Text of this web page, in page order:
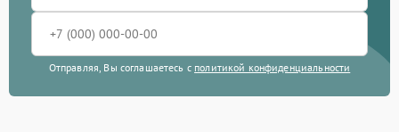
Отправляя, Вы соглашаетесь с политикой конфиденциальности